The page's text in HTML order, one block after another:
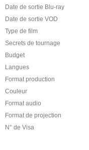
Date de sortie Blu-ray
Date de sortie VOD
Type de film
Secrets de tournage
Budget
Langues
Format production
Couleur
Format audio
Format de projection
N° de Visa